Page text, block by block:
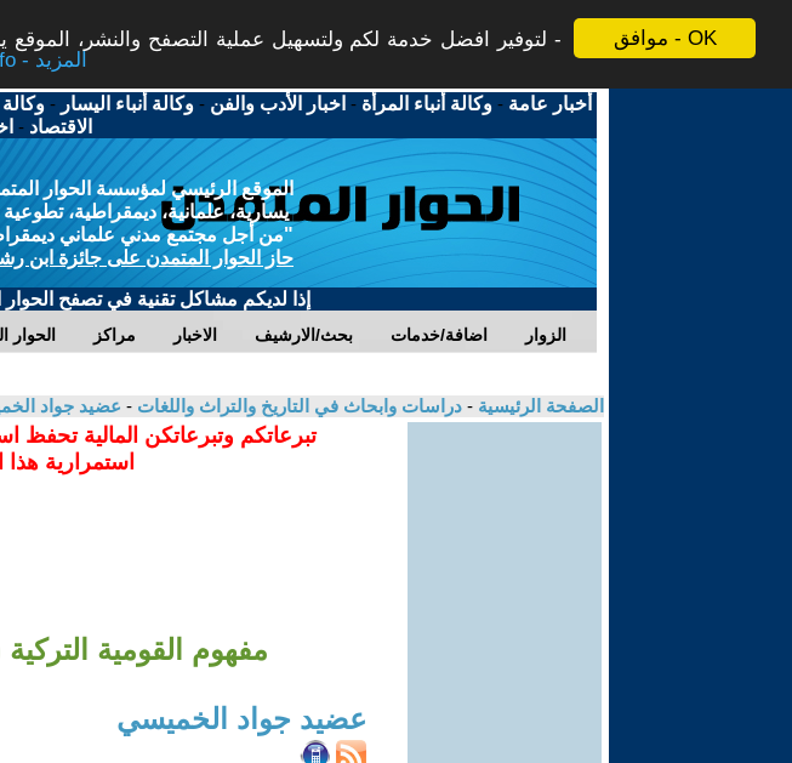
موافق - OK
لتوفير افضل خدمة لكم ولتسهيل عملية التصفح والنشر،
More info - المزيد
أخبار عامة -وكالة أنباء المرأة - اخبار الأدب والفن -وكالة أنباء اليسار -وكالة
الاقتصاد -
الموقع الرئيسي لمؤسسة الحوار
يسارية، علمانية، ديمقراطية،
"من أجل مجتمع مدني علماني
حاز الحوار المتمدن على جائزة ابن
إذا لديكم مشاكل تقنية في تصفح الحوار
الحوار مراكز الاخبار بحث/الارشيف اضافة/خدمات الزوار
الصفحة الرئيسية - دراسات وابحاث في التاريخ والتراث واللغات - عضيد جواد
تبرعاتكم وتبرعاتكن المالية تحفظ
استمرارية هذا
مفهوم القومية
عضيد جواد الخميسي